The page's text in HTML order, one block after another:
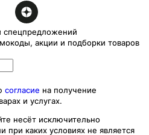
спецпредложений
акции и подборки товаров
согласие на получение
и услугах.
несёт исключительно
при каких условиях не является